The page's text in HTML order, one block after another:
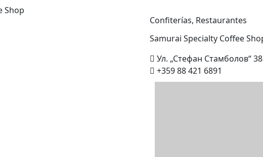
Shop
Confiterías, Restaurantes
Samurai Specialty Coffee
Ул. „Стефан Стамболов“ 38
+359 88 421 6891